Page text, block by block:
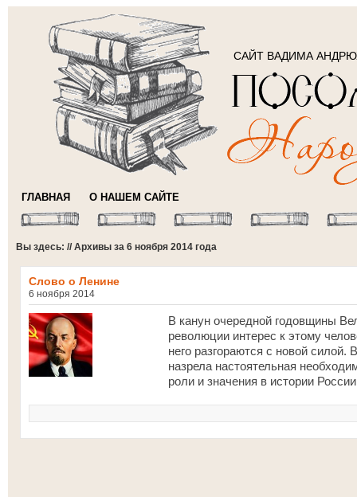
САЙТ ВАДИМА
ГЛАВНАЯ О НАШЕМ САЙТЕ
Вы здесь: // Архивы за 6 ноября 2014 года
Слово о Ленине
6 ноября 2014
В канун очередной годовщины
революции интерес к этому
него разгораются с новой
назрела настоятельная
роли и значения в истории